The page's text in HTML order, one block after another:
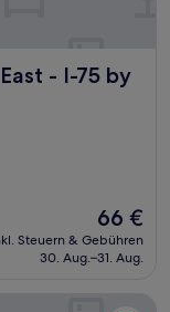
- I-75 by
by IHG
Der
Preis
beträgt
66 €
Steuern & Gebühren
30. Aug.–31. Aug.